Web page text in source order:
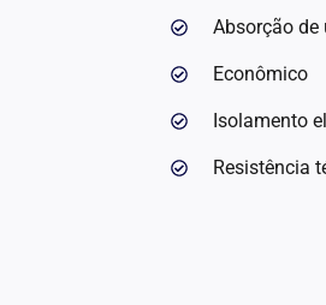
Absorção de
Econômico
Isolamento
Resistência